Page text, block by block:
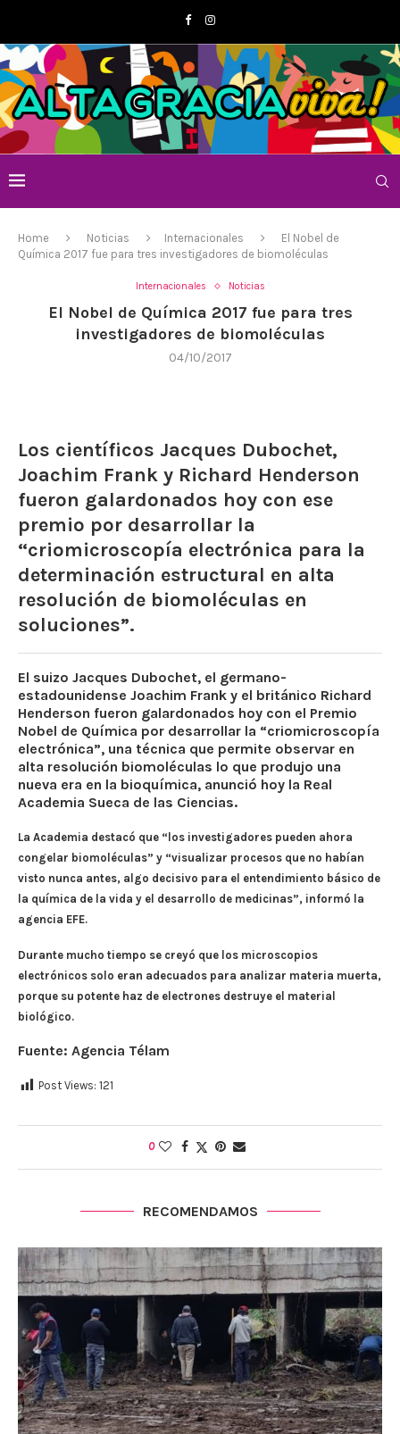
Home Noticias Internacionales
El Nobel de
Química 2017 fue para tres investigadores de biomoléculas
Internacionales Noticias
El Nobel de Química 2017 fue para tres
investigadores de biomoléculas
04/10/2017
Los científicos Jacques Dubochet,
Joachim Frank y Richard Henderson
fueron galardonados hoy con ese
premio por desarrollar la
“criomicroscopía electrónica para la
determinación estructural en alta
resolución de biomoléculas en
soluciones”.
El suizo Jacques Dubochet, el germano-
estadounidense Joachim Frank y el británico Richard
Henderson fueron galardonados hoy con el Premio
Nobel de Química por desarrollar la “criomicroscopía
electrónica”, una técnica que permite observar en
alta resolución biomoléculas lo que produjo una
nueva era en la bioquímica, anunció hoy la Real
Academia Sueca de las Ciencias.
La Academia destacó que “los investigadores pueden ahora
congelar biomoléculas” y “visualizar procesos que no habían
visto nunca antes, algo decisivo para el entendimiento básico de
la química de la vida y el desarrollo de medicinas”, informó la
agencia EFE.
Durante mucho tiempo se creyó que los microscopios
electrónicos solo eran adecuados para analizar materia muerta,
porque su potente haz de electrones destruye el material
biológico.
Fuente: Agencia Télam
Post Views: 121
0
RECOMENDAMOS